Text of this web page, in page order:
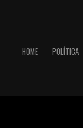
HOME POLÍTICA